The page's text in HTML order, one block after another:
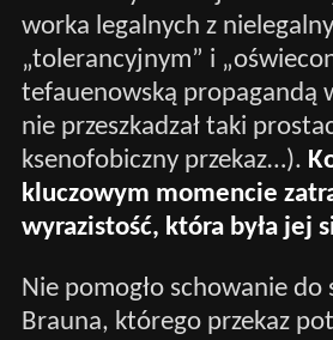
worka legalnych z
„tolerancyjnym” i
tefauenowską propagandą
nie przeszkadzał taki
ksenofobiczny przekaz…).
kluczowym momencie
wyrazistość, która była jej
Nie pomogło schowanie do
Brauna, którego przekaz